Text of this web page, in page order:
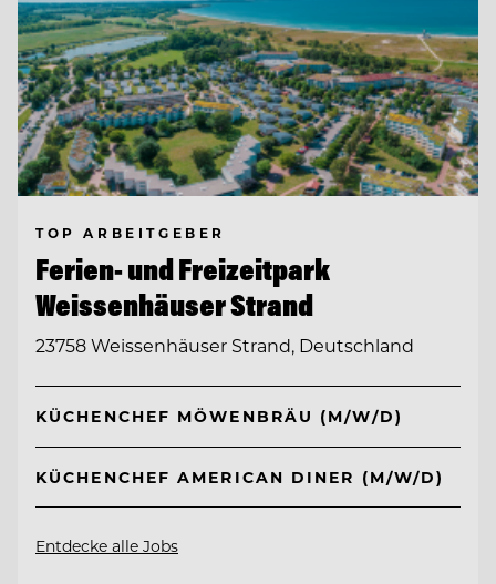
TOP ARBEITGEBER
Ferien- und Freizeitpark
Weissenhäuser Strand
23758 Weissenhäuser Strand, Deutschland
KÜCHENCHEF MÖWENBRÄU (M/W/D)
KÜCHENCHEF AMERICAN DINER (M/W/D)
Entdecke alle Jobs